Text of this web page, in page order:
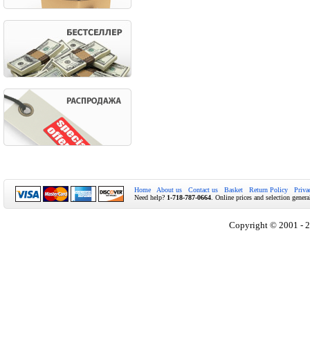
Home About us Contact us Basket Return Policy
Need help? 1-718-787-0664 . Online prices and selection
Copyright © 2001 -